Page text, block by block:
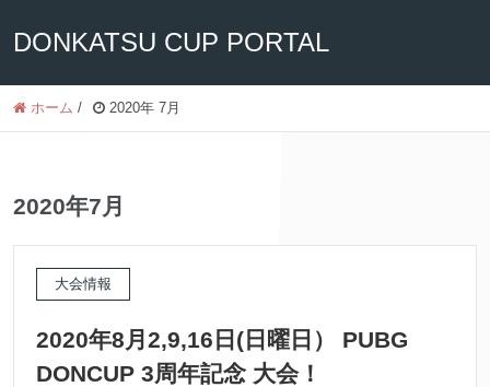
DONKATSU CUP PORTAL
ホーム / 2020年 7月
2020年7月
大会情報
2020年8月2,9,16日(日曜日） PUBG
DONCUP 3周年記念 大会！